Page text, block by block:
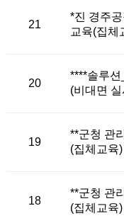
21
*진 경주
교육(집체
20
****솔루
(비대면
19
**군청 관
(집체교육)
18
**군청 관
(집체교육)